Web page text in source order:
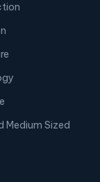
Medium Sized